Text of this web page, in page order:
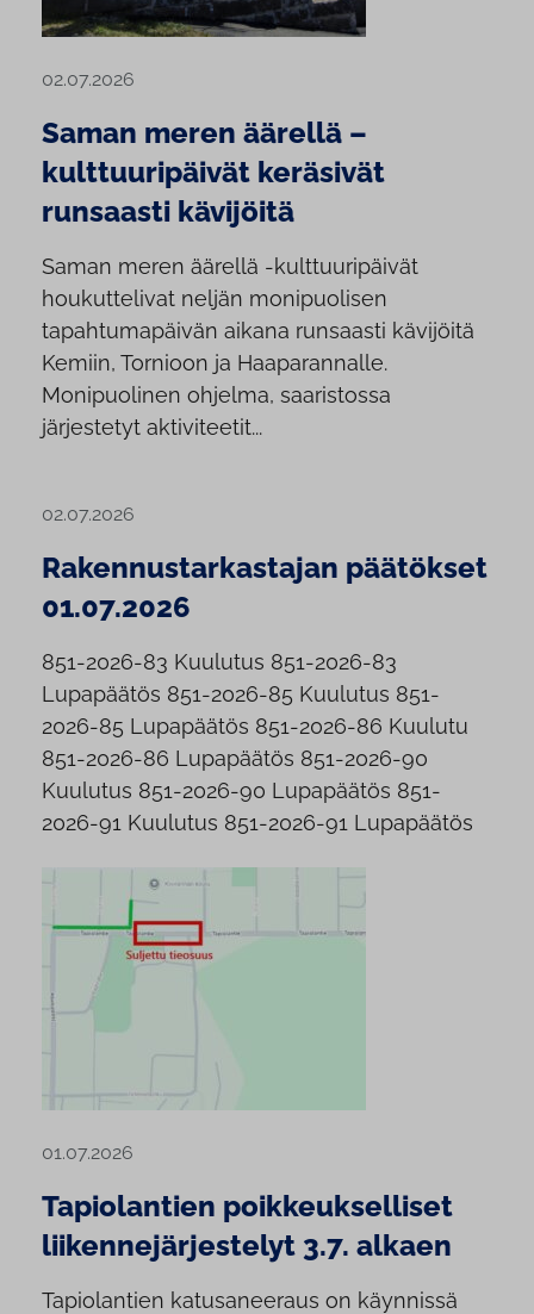
02.07.2026
Saman meren äärellä –
kulttuuripäivät keräsivät
runsaasti kävijöitä
Saman meren äärellä -kulttuuripäivät
houkuttelivat neljän monipuolisen
tapahtumapäivän aikana runsaasti kävijöitä
Kemiin, Tornioon ja Haaparannalle.
Monipuolinen ohjelma, saaristossa
järjestetyt aktiviteetit...
02.07.2026
Rakennustarkastajan päätökset
01.07.2026
851-2026-83 Kuulutus 851-2026-83
Lupapäätös 851-2026-85 Kuulutus 851-
2026-85 Lupapäätös 851-2026-86 Kuulutu
851-2026-86 Lupapäätös 851-2026-90
Kuulutus 851-2026-90 Lupapäätös 851-
2026-91 Kuulutus 851-2026-91 Lupapäätös
01.07.2026
Tapiolantien poikkeukselliset
liikennejärjestelyt 3.7. alkaen
Tapiolantien katusaneeraus on käynnissä